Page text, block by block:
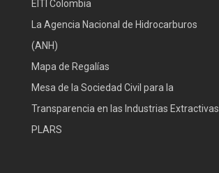
EITI Colombia
La Agencia Nacional de Hidrocarburos
(ANH)
Mapa de Regalías
Mesa de la Sociedad Civil para la
Transparencia en las Industrias Extractivas
PLARS